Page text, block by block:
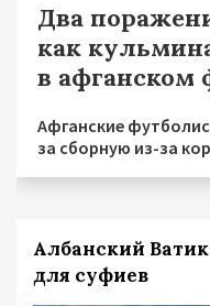
Два
как
в афганском
Афганские
за сборную из-за
Албанский
для суфиев